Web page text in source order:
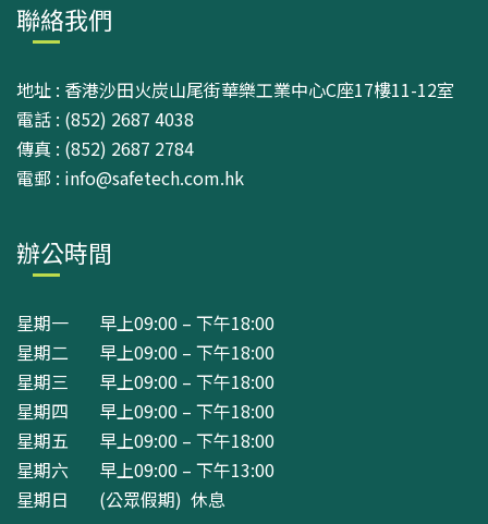
聯絡我們
地址 : 香港沙田火炭山尾街華樂工業中心C座17樓11-12室
電話 : (852) 2687 4038
傳真 : (852) 2687 2784
電郵 : info@safetech.com.hk
辦公時間
星期一 早上09:00 – 下午18:00
星期二 早上09:00 – 下午18:00
星期三 早上09:00 – 下午18:00
星期四 早上09:00 – 下午18:00
星期五 早上09:00 – 下午18:00
星期六 早上09:00 – 下午13:00
星期日 (公眾假期) 休息